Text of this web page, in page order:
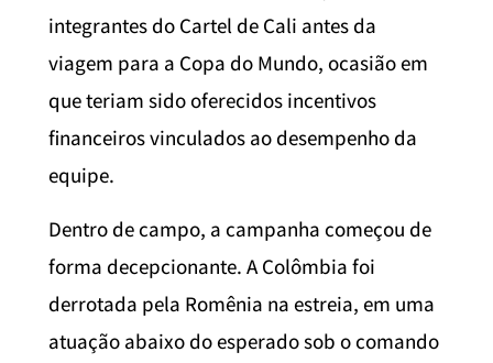
integrantes do Cartel de Cali antes da
viagem para a Copa do Mundo, ocasião em
que teriam sido oferecidos incentivos
financeiros vinculados ao desempenho da
equipe.
Dentro de campo, a campanha começou de
forma decepcionante. A Colômbia foi
derrotada pela Romênia na estreia, em uma
atuação abaixo do esperado sob o comando